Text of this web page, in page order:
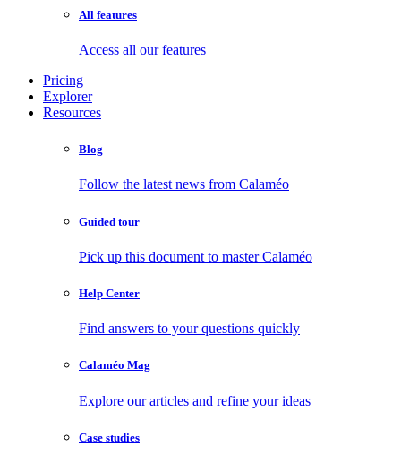
All features
Access all our features
Pricing
Explorer
Resources
Blog
Follow the latest news from Calaméo
Guided tour
Pick up this document to master Calaméo
Help Center
Find answers to your questions quickly
Calaméo Mag
Explore our articles and refine your ideas
Case studies